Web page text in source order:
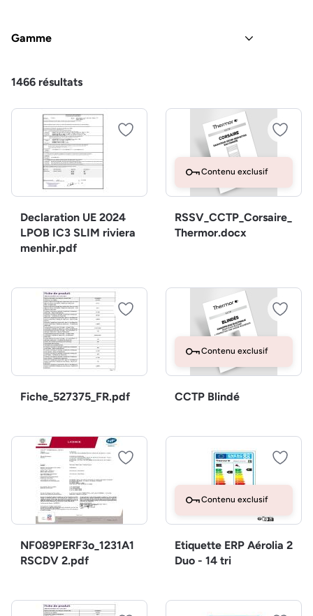
Gamme
1466 résultats
Declaration UE 2024
LPOB IC3 SLIM riviera
menhir.pdf
Contenu exclusif
RSSV_CCTP_Corsaire_
Thermor.docx
Fiche_527375_FR.pdf
Contenu exclusif
CCTP Blindé
NF089PERF3o_1231A1
RSCDV 2.pdf
Contenu exclusif
Etiquette ERP Aérolia 2
Duo - 14 tri